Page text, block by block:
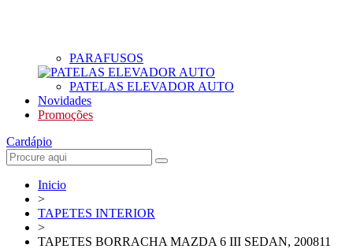
PARAFUSOS
PATELAS ELEVADOR AUTO
Novidades
Promoções
Cardápio
Inicio
>
TAPETES INTERIOR
>
TAPETES BORRACHA MAZDA 6 III SEDAN, 200811